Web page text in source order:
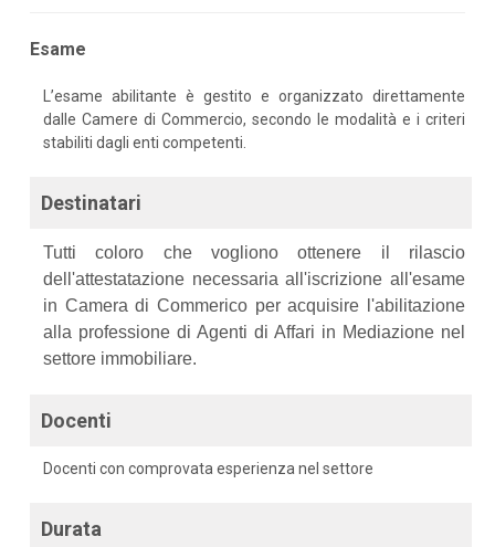
Esame
L’esame abilitante è gestito e organizzato direttamente
dalle Camere di Commercio, secondo le modalità e i criteri
stabiliti dagli enti competenti.
Destinatari
Tutti coloro che vogliono ottenere il rilascio
dell'attestatazione necessaria all'iscrizione all'esame
in Camera di Commerico per acquisire l'abilitazione
alla professione di Agenti di Affari in Mediazione nel
settore immobiliare.
Docenti
Docenti con comprovata esperienza nel settore
Durata